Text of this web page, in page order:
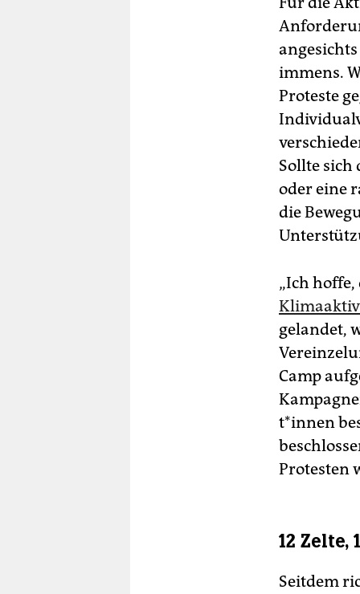
immens.
Proteste
Sollte
oder eine
die
„Ich hoffe,
gelandet,
Camp
t*in­nen
Protesten
12 Zelte,
Seitdem